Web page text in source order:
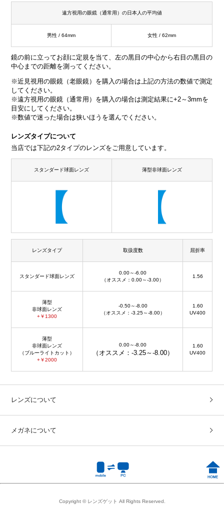
遠方視用の眼鏡（通常用）の日本人の平均値
男性 / 64mm 女性 / 62mm
鏡の前に立ってお顔に定規を当て、左の黒目の中心から右目の黒目の
中心までの距離を測ってください。
※近見視用の眼鏡（老眼鏡）を購入の場合は上記の方法の数値で測定
してください。
※遠方視用の眼鏡（通常用）を購入の場合は測定結果に+2～3mmを
目安にしてください。
※数値で迷った場合は狭いほうを選んでください。
レンズタイプについて
当店では下記の2タイプのレンズをご用意しています。
スタンダード球面レンズ 薄型非球面レンズ
レンズタイプ 取扱度数 屈折率
スタンダード球面レンズ
0.00～-6.00
（オススメ：0.00～-3.00）
1.56
薄型
非球面レンズ
+￥1300
-0.50～-8.00
（オススメ：-3.25～-8.00）
1.60
UV400
薄型
非球面レンズ
（ブルーライトカット）
+￥2000
0.00～-8.00
（オススメ：-3.25～-8.00）
1.60
UV400
レンズについて
メガネについて
Copyright © レンズゲット All Rights Reserved.